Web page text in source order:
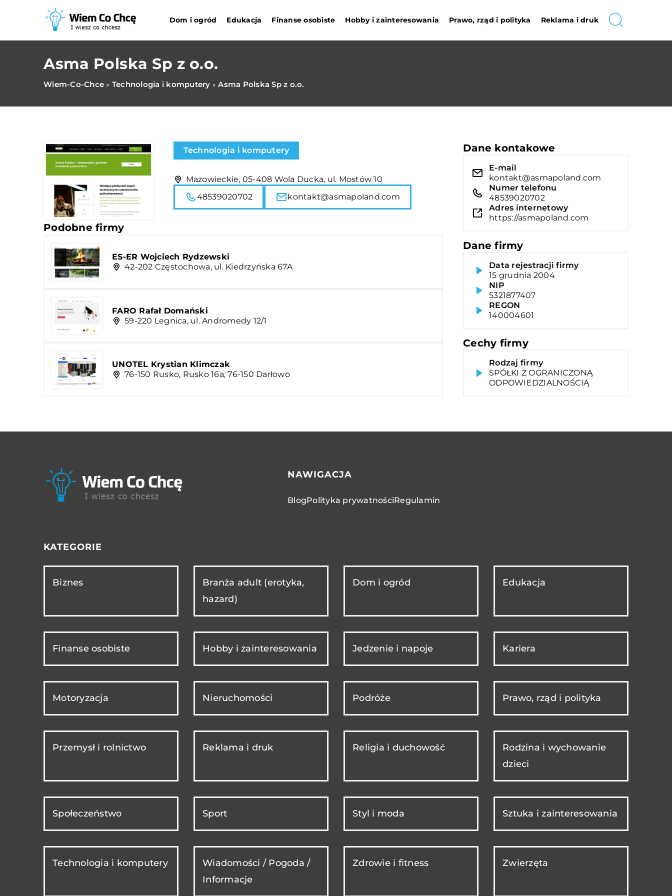
Dom i ogród Edukacja Finanse osobiste Hobby i zainteresowania Prawo, rząd i polityka Reklama i druk
Asma Polska Sp z o.o.
Wiem-Co-Chce » Technologia i komputery »Asma Polska Sp z o.o.
Technologia i komputery
Mazowieckie, 05-408 Wola Ducka, ul. Mostów 10
48539020702
kontakt@asmapoland.com
Podobne firmy
ES-ER Wojciech Rydzewski
42-202 Częstochowa, ul. Kiedrzyńska 67A
FARO Rafał Domański
59-220 Legnica, ul. Andromedy 12/1
UNOTEL Krystian Klimczak
76-150 Rusko, Rusko 16a, 76-150 Darłowo
Dane kontakowe
E-mail
kontakt@asmapoland.com
Numer telefonu
48539020702
Adres internetowy
https://asmapoland.com
Dane firmy
Data rejestracji firmy
15 grudnia 2004
NIP
5321877407
REGON
140004601
Cechy firmy
Rodzaj firmy
SPÓŁKI Z OGRANICZONĄ
ODPOWIEDZIALNOŚCIĄ
NAWIGACJA
BlogPolityka prywatnościRegulamin
KATEGORIE
Biznes
Branża adult (erotyka,
hazard)
Dom i ogród Edukacja
Finanse osobiste Hobby i zainteresowania Jedzenie i napoje Kariera
Motoryzacja Nieruchomości Podróże Prawo, rząd i polityka
Przemysł i rolnictwo Reklama i druk Religia i duchowość
Rodzina i wychowanie
dzieci
Społeczeństwo Sport Styl i moda Sztuka i zainteresowania
Technologia i komputery
Wiadomości / Pogoda /
Informacje
Zdrowie i fitness Zwierzęta